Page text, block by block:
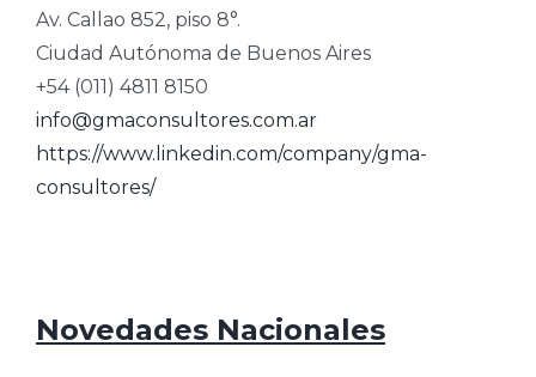
Av. Callao 852, piso 8°.
Ciudad Autónoma de Buenos Aires
+54 (011) 4811 8150
info@gmaconsultores.com.ar
https://www.linkedin.com/company/gma-
consultores/
Novedades Nacionales